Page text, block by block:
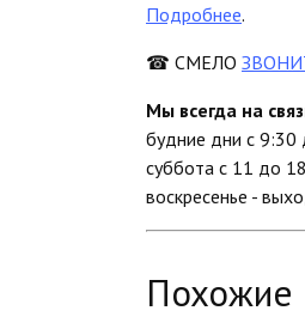
Подробнее.
☎ СМЕЛО
Мы всегда на
будние дни с 9:30
суббота с 11 до
воскресенье -
Похожие